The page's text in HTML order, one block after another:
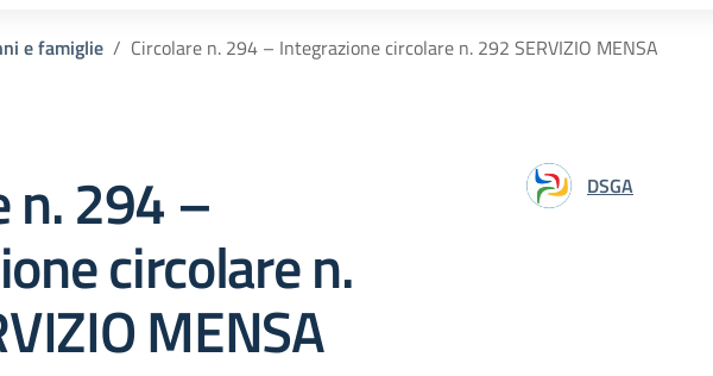
e famiglie Circolare n. 294 – Integrazione circolare n. 292 SERVIZIO MENSA
n. 294 –
circolare n.
MENSA
DSGA